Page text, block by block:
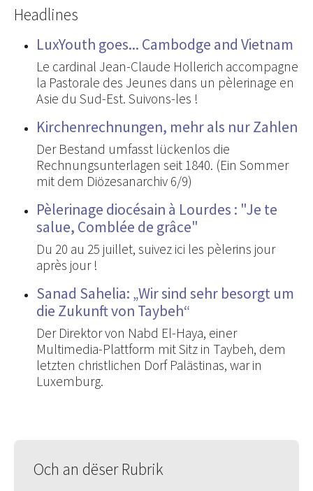
Headlines
LuxYouth goes... Cambodge and Vietnam
Le cardinal Jean-Claude Hollerich accompagne
la Pastorale des Jeunes dans un pèlerinage en
Asie du Sud-Est. Suivons-les !
Kirchenrechnungen, mehr als nur Zahlen
Der Bestand umfasst lückenlos die
Rechnungsunterlagen seit 1840. (Ein Sommer
mit dem Diözesanarchiv 6/9)
Pèlerinage diocésain à Lourdes : "Je te
salue, Comblée de grâce"
Du 20 au 25 juillet, suivez ici les pèlerins jour
après jour !
Sanad Sahelia: „Wir sind sehr besorgt um
die Zukunft von Taybeh“
Der Direktor von Nabd El-Haya, einer
Multimedia-Plattform mit Sitz in Taybeh, dem
letzten christlichen Dorf Palästinas, war in
Luxemburg.
Och an dëser Rubrik